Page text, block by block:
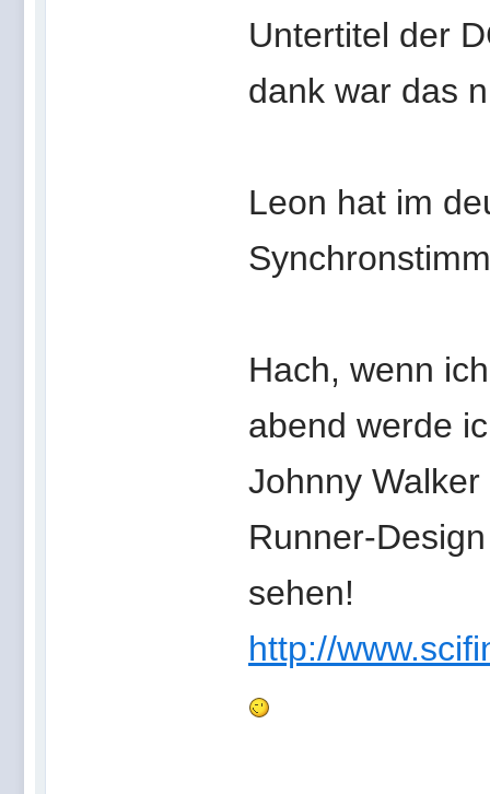
Untertitel der
dank war das
Leon hat im
Hach, wenn
abend werde
Johnny
Runner-
sehen!
http://